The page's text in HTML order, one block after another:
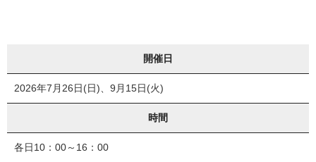
開催日
2026年7月26日(日)、9月15日(火)
時間
各日10：00～16：00